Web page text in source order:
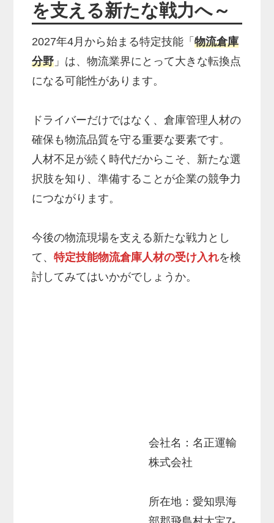
を支える新たな戦力へ～
2027年4月から始まる特定技能「物流倉庫
分野 」は、物流業界にとって大きな転換点
になる可能性があります。
ドライバーだけではなく、倉庫管理人材の
確保も物流品質を守る重要な要素です。
人材不足が続く時代だからこそ、新たな選
択肢を知り、準備することが企業の競争力
につながります。
今後の物流現場を支える新たな戦力とし
て、特定技能物流倉庫人材の受け入れを検
討してみてはいかがでしょうか。
会社名：名正運輸
株式会社
所在地：愛知県海